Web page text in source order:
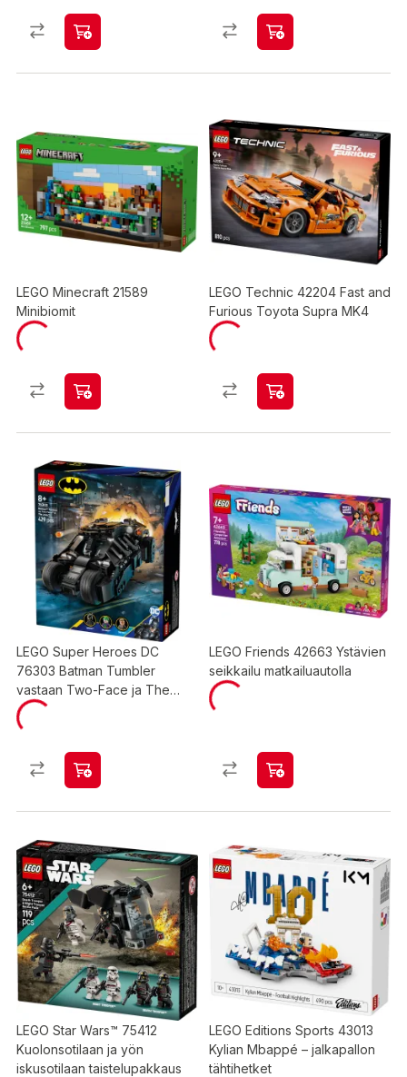
LEGO Minecraft 21589
Minibiomit
LEGO Technic 42204 Fast and
Furious Toyota Supra MK4
LEGO Super Heroes DC
76303 Batman Tumbler
vastaan Two-Face ja The
Joker
LEGO Friends 42663 Ystävien
seikkailu matkailuautolla
LEGO Star Wars™ 75412
Kuolonsotilaan ja yön
iskusotilaan taistelupakkaus
LEGO Editions Sports 43013
Kylian Mbappé – jalkapallon
tähtihetket